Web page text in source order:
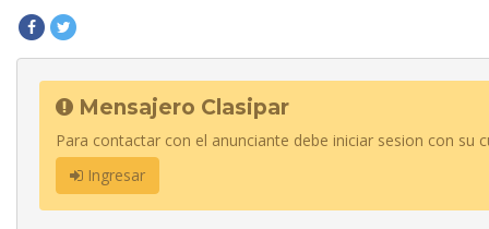
Mensajero Clasipar
Para contactar con el anunciante debe iniciar sesion con su
Ingresar